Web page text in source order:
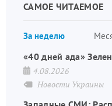
САМОЕ ЧИТАЕМОЕ
За неделю
«40 дней ада»
4.08.2026
Новости Украины